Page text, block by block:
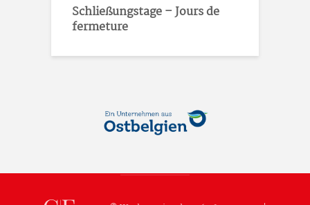
Schließungstage – Jours de
fermeture